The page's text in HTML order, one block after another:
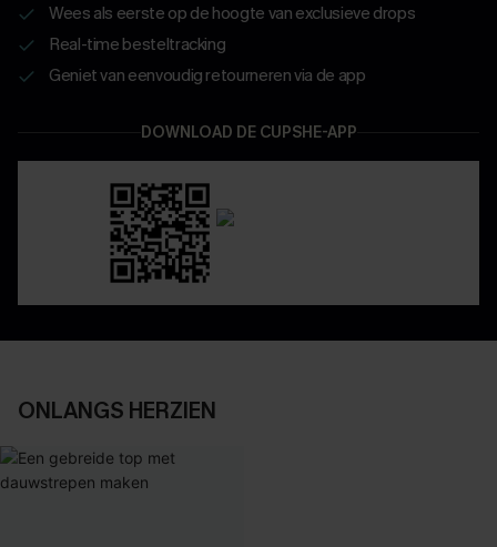
Wees als eerste op de hoogte van exclusieve drops
Real-time besteltracking
Geniet van eenvoudig retourneren via de app
DOWNLOAD DE CUPSHE-APP
ONLANGS HERZIEN